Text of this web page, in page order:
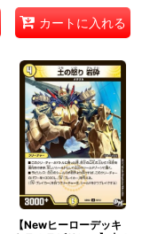
カートに入れる
【Newヒーローデッキ